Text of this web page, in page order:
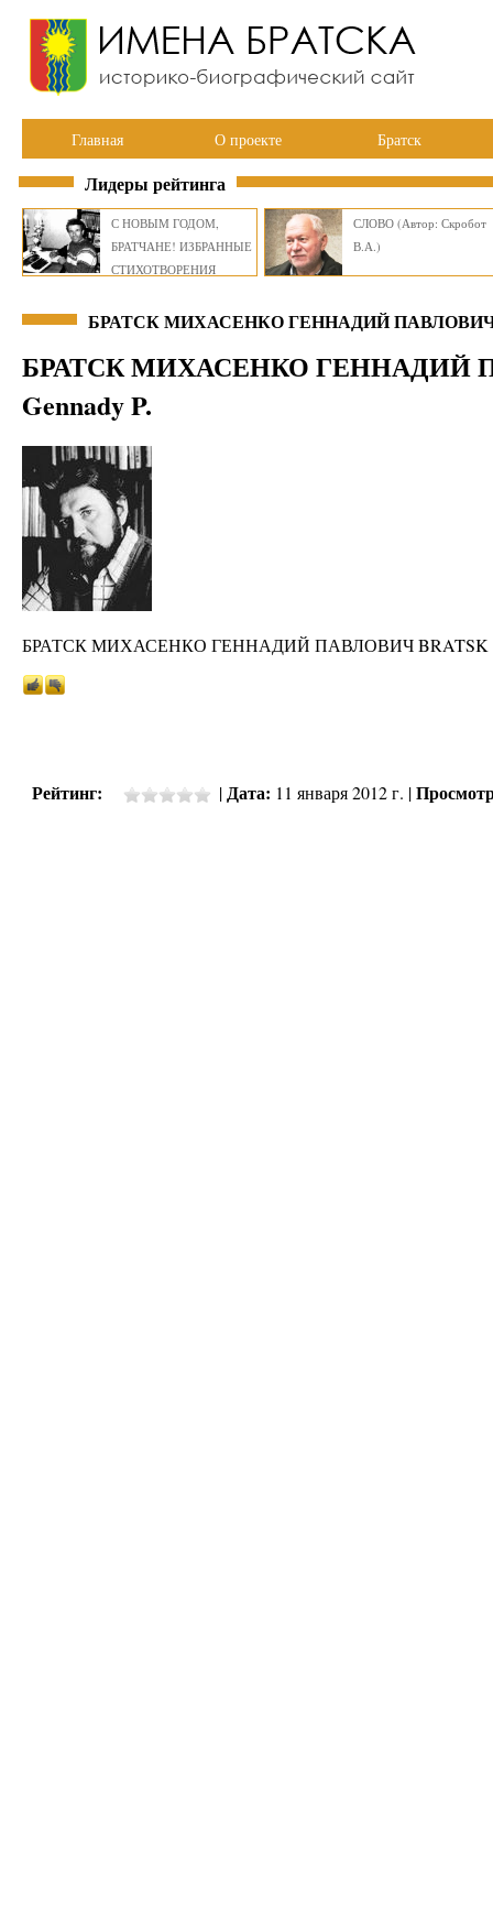
Главная О проекте Братск
Лидеры рейтинга
С НОВЫМ ГОДОМ,
БРАТЧАНЕ! ИЗБРАННЫЕ
СТИХОТВОРЕНИЯ
СЛОВО (Автор: Скробот
В.А.)
БРАТСК МИХАСЕНКО ГЕННАДИЙ ПАВЛОВИЧ
БРАТСК МИХАСЕНКО ГЕННАДИЙ
Gennady P.
БРАТСК МИХАСЕНКО ГЕННАДИЙ ПАВЛОВИЧ BRATSK
Рейтинг: |Дата: 11 января 2012 г. |